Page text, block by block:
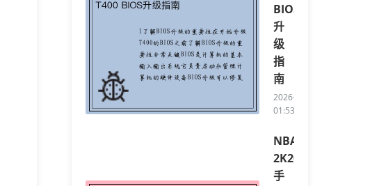
BIOS
升
级
指
南
2026-04-11
01:53:37/li>
NBA
2K20
手